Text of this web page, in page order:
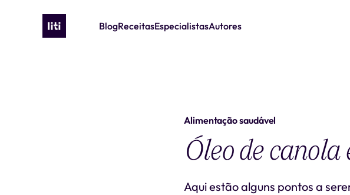
BlogReceitasEspecialistasAutores
Alimentação saudável
Óleo de
Aqui estão alguns pontos a